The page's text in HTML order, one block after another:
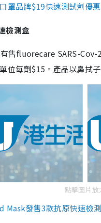
罩品牌$19快速測試劑優
檢測盒
售fluorecare SARS-
位每劑$15。產品以鼻拭
點擊圖片放
Mask發售3款抗原快速檢